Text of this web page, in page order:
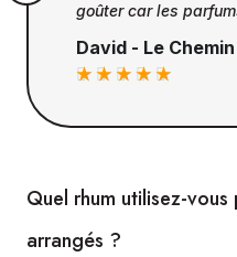
David - Le
    
goûter car les
le coffret est super
++++
Quel rhum utilisez-vous
arrangés ?